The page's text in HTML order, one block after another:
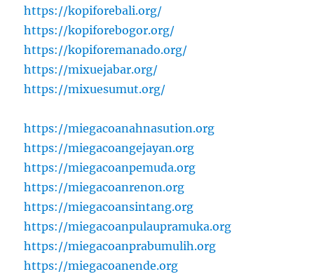
https://kopiforebali.org/
https://kopiforebogor.org/
https://kopiforemanado.org/
https://mixuejabar.org/
https://mixuesumut.org/
https://miegacoanahnasution.org
https://miegacoangejayan.org
https://miegacoanpemuda.org
https://miegacoanrenon.org
https://miegacoansintang.org
https://miegacoanpulaupramuka.org
https://miegacoanprabumulih.org
https://miegacoanende.org